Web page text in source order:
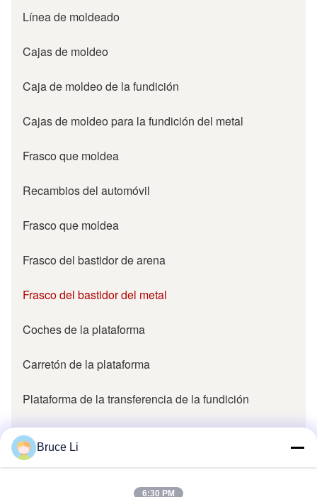
Línea de moldeado
Cajas de moldeo
Caja de moldeo de la fundición
Cajas de moldeo para la fundición del metal
Frasco que moldea
Recambios del automóvil
Frasco que moldea
Frasco del bastidor de arena
Frasco del bastidor del metal
Coches de la plataforma
Carretón de la plataforma
Plataforma de la transferencia de la fundición
Piezas de la fundición
Collarín del modelo de la fundición
Bruce Li
6:30 PM